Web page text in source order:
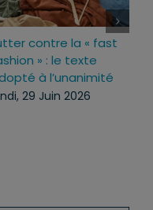
contre la « fast
» : le texte
à l’unanimité
29 Juin 2026